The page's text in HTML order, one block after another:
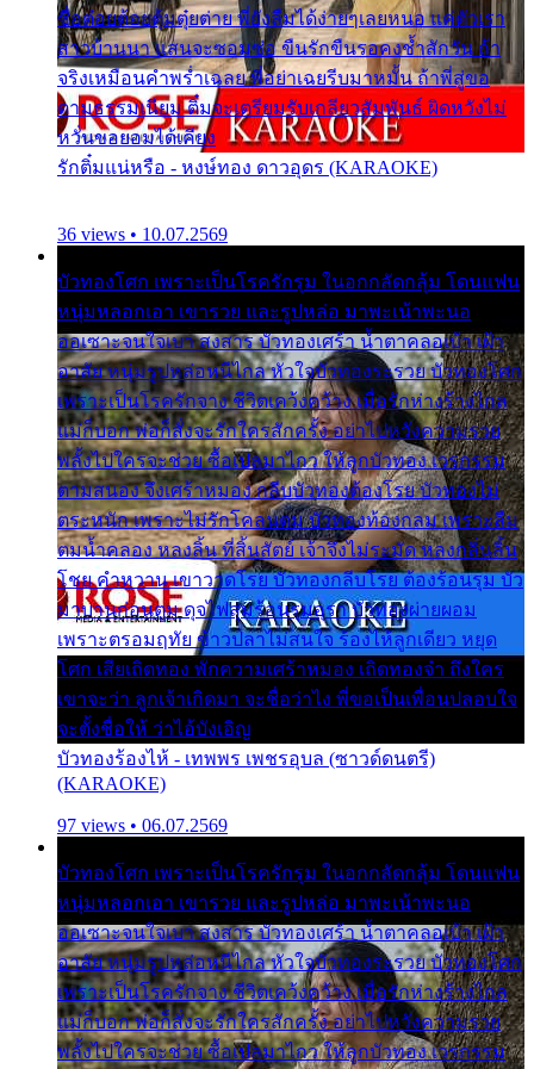
ชื่อต๋อยต้อยตุ้มตุ๋ยต่าย พี่ยังลืมได้ง่ายๆเลยหนอ แค่ตัวเรา
สาวบ้านนา แสนจะซอมซ่อ ขืนรักขืนรอคงช้ำสักวัน ถ้า
จริงเหมือนคำพร่ำเฉลย พี่อย่าเฉยรีบมาหมั้น ถ้าพี่สู่ขอ
ตามธรรมเนียม ติ๋มจะเตรียมรับเกลียวสัมพันธ์ ผิดหวังไม่
หวั่นขอยอมได้เคียง
รักติ๋มแน่หรือ - หงษ์ทอง ดาวอุดร (KARAOKE)
36 views • 10.07.2569
บัวทองโศก เพราะเป็นโรครักรุม ในอกกลัดกลุ้ม โดนแฟน
หนุ่มหลอกเอา เขารวย และรูปหล่อ มาพะเน้าพะนอ
ออเซาะจนใจเบา สงสาร บัวทองเศร้า น้ำตาคลอเบ้า เฝ้า
อาลัย หนุ่มรูปหล่อหนีไกล หัวใจบัวทองระรวย บัวทองโศก
เพราะเป็นโรครักจาง ชีวิตเคว้งคว้าง เมื่อรักห่างร้างไกล
แม่ก็บอก พ่อก็สั่งจะรักใครสักครั้ง อย่าไปหวังความรวย
พลั้งไปใครจะช่วย ซื้อเปลมาไกว ให้ลูกบัวทอง เวรกรรม
ตามสนอง จึงเศร้าหมอง กลีบบัวทองต้องโรย บัวทองไม่
ตระหนัก เพราะไม่รักโคลนตม บัวทองท้องกลม เพราะลืม
ตมน้ำคลอง หลงลิ้น ที่สิ้นสัตย์ เจ้าจึงไม่ระมัด หลงกลิ่นลิ้น
โชย คำหวาน เขาวาดโรย บัวทองกลีบโรย ต้องร้อนรุม บัว
มาบานก่อนตูม ดุจไฟสุมร้อนรุมอุรา บัวทองผ่ายผอม
เพราะตรอมฤทัย ข้าวปลาไม่สนใจ ร้องไห้ลูกเดียว หยุด
โศก เสียเถิดทอง พักความเศร้าหมอง เถิดทองจ๋า ถึงใคร
เขาจะว่า ลูกเจ้าเกิดมา จะชื่อว่าไง พี่ขอเป็นเพื่อนปลอบใจ
จะตั้งชื่อให้ ว่าไอ้บังเอิญ
บัวทองร้องไห้ - เทพพร เพชรอุบล (ซาวด์ดนตรี)
(KARAOKE)
97 views • 06.07.2569
บัวทองโศก เพราะเป็นโรครักรุม ในอกกลัดกลุ้ม โดนแฟน
หนุ่มหลอกเอา เขารวย และรูปหล่อ มาพะเน้าพะนอ
ออเซาะจนใจเบา สงสาร บัวทองเศร้า น้ำตาคลอเบ้า เฝ้า
อาลัย หนุ่มรูปหล่อหนีไกล หัวใจบัวทองระรวย บัวทองโศก
เพราะเป็นโรครักจาง ชีวิตเคว้งคว้าง เมื่อรักห่างร้างไกล
แม่ก็บอก พ่อก็สั่งจะรักใครสักครั้ง อย่าไปหวังความรวย
พลั้งไปใครจะช่วย ซื้อเปลมาไกว ให้ลูกบัวทอง เวรกรรม